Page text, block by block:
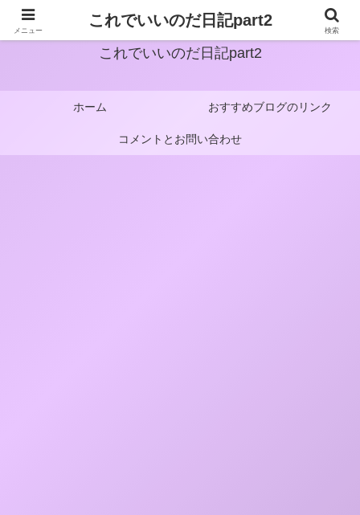
これでいいのだ日記part2
ホーム おすすめブログのリンク
コメントとお問い合わせ
メニュー
これでいいのだ日記part2
検索